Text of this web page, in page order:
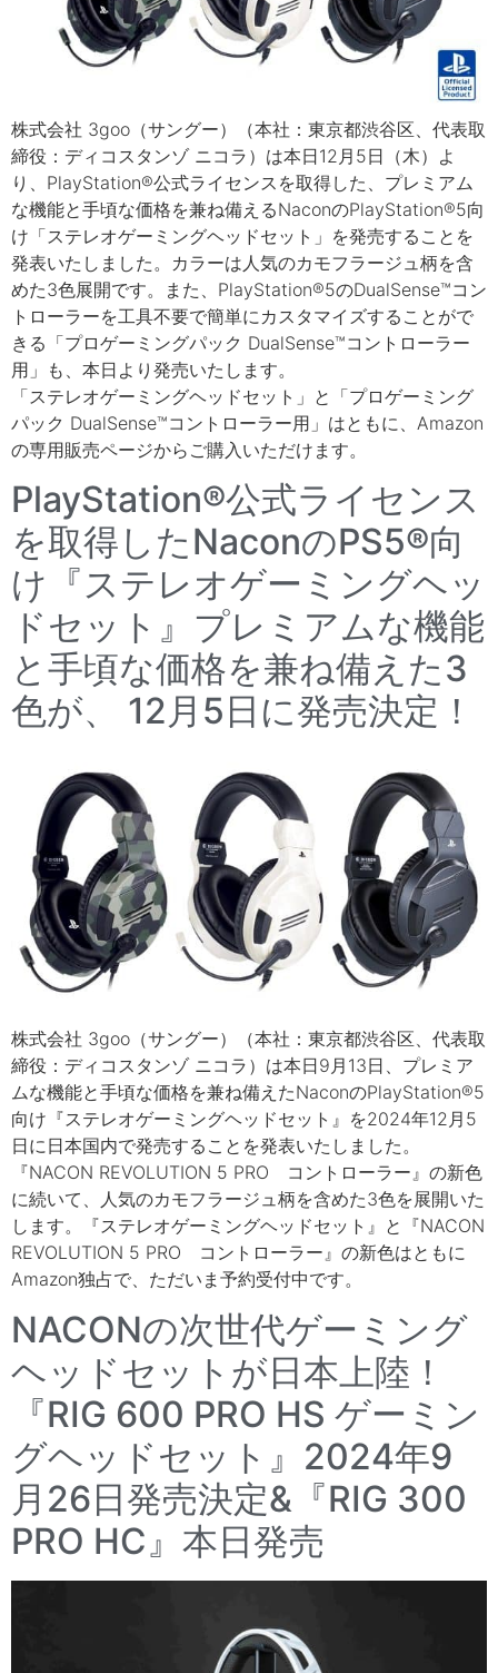
株式会社 3goo（サングー）（本社：東京都渋谷区、代表取
締役：ディコスタンゾ ニコラ）は本日12月5日（木）よ
り、PlayStation®公式ライセンスを取得した、プレミアム
な機能と手頃な価格を兼ね備えるNaconのPlayStation®5向
け「ステレオゲーミングヘッドセット」を発売することを
発表いたしました。カラーは人気のカモフラージュ柄を含
めた3色展開です。また、PlayStation®5のDualSense™コン
トローラーを工具不要で簡単にカスタマイズすることがで
きる「プロゲーミングパック DualSense™コントローラー
用」も、本日より発売いたします。
「ステレオゲーミングヘッドセット」と「プロゲーミング
パック DualSense™コントローラー用」はともに、Amazon
の専用販売ページからご購入いただけます。
PlayStation®公式ライセンス
を取得したNaconのPS5®向
け『ステレオゲーミングヘッ
ドセット』プレミアムな機能
と手頃な価格を兼ね備えた3
色が、 12月5日に発売決定！
株式会社 3goo（サングー）（本社：東京都渋谷区、代表取
締役：ディコスタンゾ ニコラ）は本日9月13日、プレミア
ムな機能と手頃な価格を兼ね備えたNaconのPlayStation®5
向け『ステレオゲーミングヘッドセット』を2024年12月5
日に日本国内で発売することを発表いたしました。
『NACON REVOLUTION 5 PRO コントローラー』の新色
に続いて、人気のカモフラージュ柄を含めた3色を展開いた
します。『ステレオゲーミングヘッドセット』と『NACON
REVOLUTION 5 PRO コントローラー』の新色はともに
Amazon独占で、ただいま予約受付中です。
NACONの次世代ゲーミング
ヘッドセットが日本上陸！
『RIG 600 PRO HS ゲーミン
グヘッドセット』2024年9
月26日発売決定&『RIG 300
PRO HC』本日発売